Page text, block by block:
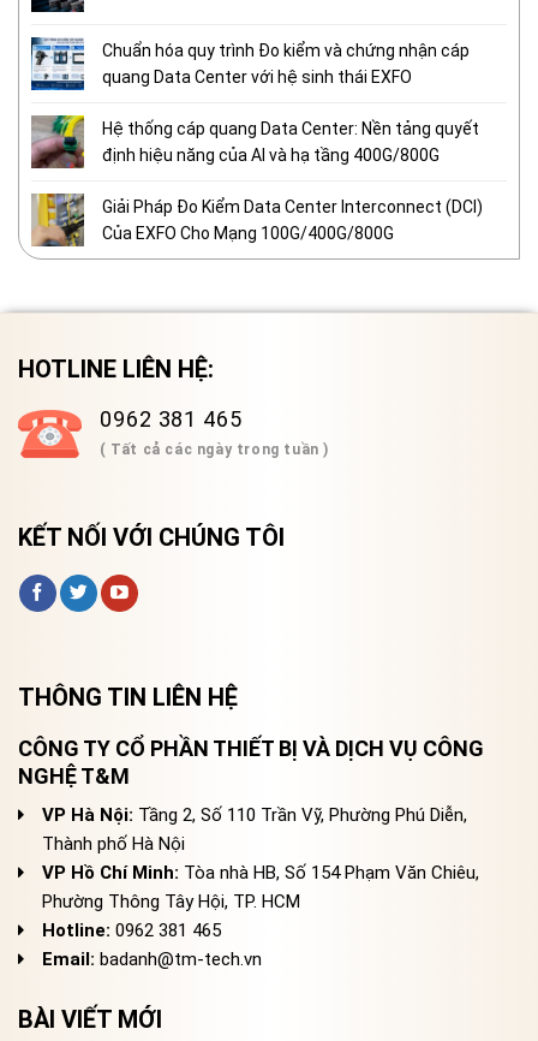
Chuẩn hóa quy trình Đo kiểm và chứng nhận cáp
quang Data Center với hệ sinh thái EXFO
Hệ thống cáp quang Data Center: Nền tảng quyết
định hiệu năng của AI và hạ tầng 400G/800G
Giải Pháp Đo Kiểm Data Center Interconnect (DCI)
Của EXFO Cho Mạng 100G/400G/800G
HOTLINE LIÊN HỆ:
0962 381 465
( Tất cả các ngày trong tuần )
KẾT NỐI VỚI CHÚNG TÔI
THÔNG TIN LIÊN HỆ
CÔNG TY CỔ PHẦN THIẾT BỊ VÀ DỊCH VỤ CÔNG
NGHỆ T&M
VP Hà Nội: Tầng 2, Số 110 Trần Vỹ, Phường Phú Diễn,
Thành phố Hà Nội
VP Hồ Chí Minh: Tòa nhà HB, Số 154 Phạm Văn Chiêu,
Phường Thông Tây Hội, TP. HCM
Hotline: 0962 381 465
Email: badanh@tm-tech.vn
BÀI VIẾT MỚI